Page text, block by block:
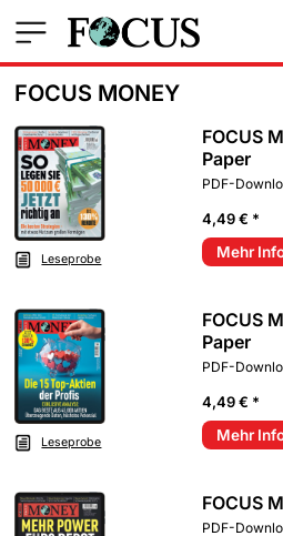
FOCUS MONEY
Leseprobe
FOCUS
Paper
PDF-
4,49 € *
Mehr
Leseprobe
FOCUS
Paper
PDF-
4,49 € *
Mehr
FOCUS
PDF-